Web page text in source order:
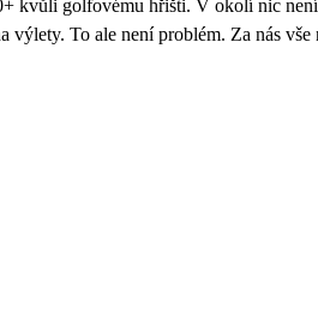
kvůli golfovému hřišti. V okolí nic
výlety. To ale není problém. Za nás